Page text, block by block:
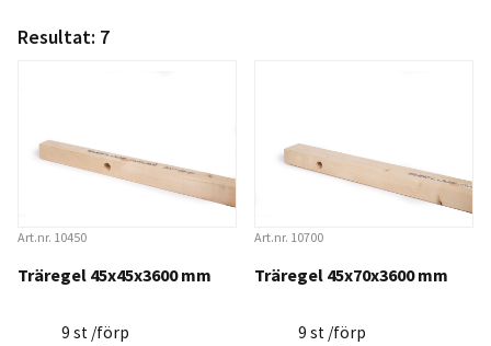
Resultat: 7
Art.nr. 10450
Träregel 45x45x3600 mm
9 st /förp
Art.nr. 10700
Träregel 45x70x3600 mm
9 st /förp